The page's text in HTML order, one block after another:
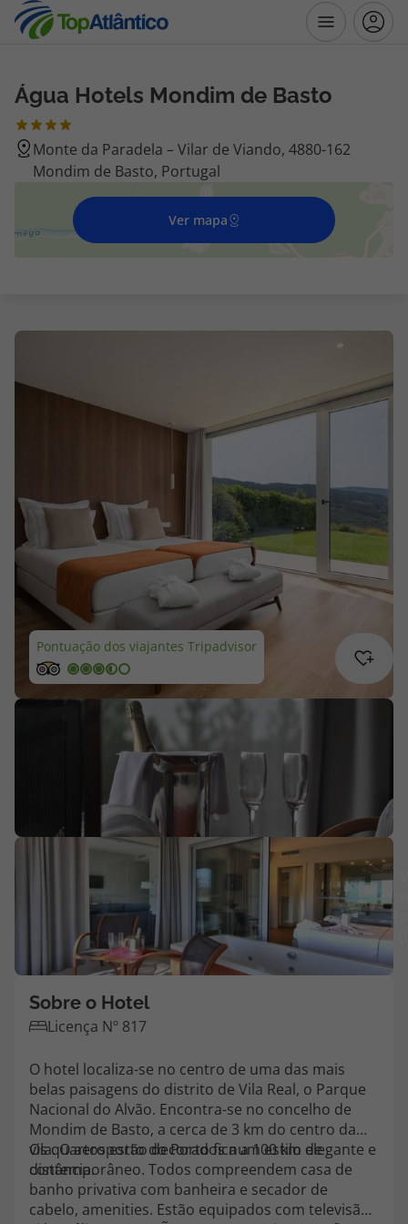
Destinos
Voos
Voos + Hotel
Escapadinhas
Especialistas
Cheque Viagem
Rede de Lojas
Blog TopViagens
Área de Cliente
Agências
Contactos
Apoio ao cliente em Portugal
218 925 471
Apoio ao cliente no Estrangeiro
Custo de uma chamada para a rede fixa nacional.
A sua agência de viagens Top Atlântico tem a preocupação de estar
sempre mais perto de si, para maior comodidade e total facilidade
na marcação das suas viagens, tem ainda ao seu dispor o nosso call
center a funcionar todos os dias úteis das 10:00 às 20:00 e Sábado
das 10:00 às 14:00.
Água Hotels Mondim de Basto
Monte da Paradela – Vilar de Viando, 4880-162
Mondim de Basto, Portugal
Ver mapa
Pontuação dos viajantes Tripadvisor
Sobre o Hotel
Licença Nº 817
O hotel localiza-se no centro de uma das mais
belas paisagens do distrito de Vila Real, o Parque
Nacional do Alvão. Encontra-se no concelho de
Mondim de Basto, a cerca de 3 km do centro da
vila. O aeroporto do Porto fica a 100 km de
distância.
Os quartos estão decorados num estilo elegante e
contemporâneo. Todos compreendem casa de
banho privativa com banheira e secador de
cabelo, amenities. Estão equipados com televisão